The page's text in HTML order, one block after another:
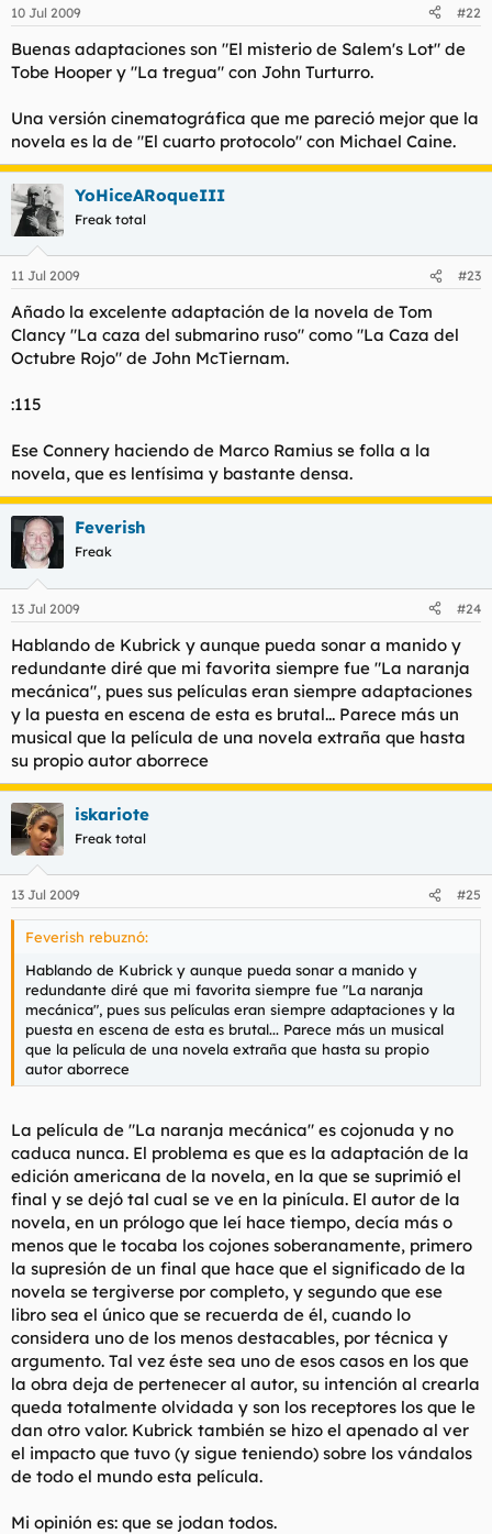
10 Jul 2009 #22
Buenas adaptaciones son "El misterio de Salem's Lot" de
Tobe Hooper y "La tregua" con John Turturro.
Una versión cinematográfica que me pareció mejor que la
novela es la de "El cuarto protocolo" con Michael Caine.
YoHiceARoqueIII
Freak total
11 Jul 2009 #23
Añado la excelente adaptación de la novela de Tom
Clancy "La caza del submarino ruso" como "La Caza del
Octubre Rojo" de John McTiernam.
:115
Ese Connery haciendo de Marco Ramius se folla a la
novela, que es lentísima y bastante densa.
Feverish
Freak
13 Jul 2009 #24
Hablando de Kubrick y aunque pueda sonar a manido y
redundante diré que mi favorita siempre fue "La naranja
mecánica", pues sus películas eran siempre adaptaciones
y la puesta en escena de esta es brutal... Parece más un
musical que la película de una novela extraña que hasta
su propio autor aborrece
iskariote
Freak total
13 Jul 2009 #25
Feverish rebuznó:
Hablando de Kubrick y aunque pueda sonar a manido y
redundante diré que mi favorita siempre fue "La naranja
mecánica", pues sus películas eran siempre adaptaciones y la
puesta en escena de esta es brutal... Parece más un musical
que la película de una novela extraña que hasta su propio
autor aborrece
La película de "La naranja mecánica" es cojonuda y no
caduca nunca. El problema es que es la adaptación de la
edición americana de la novela, en la que se suprimió el
final y se dejó tal cual se ve en la pinícula. El autor de la
novela, en un prólogo que leí hace tiempo, decía más o
menos que le tocaba los cojones soberanamente, primero
la supresión de un final que hace que el significado de la
novela se tergiverse por completo, y segundo que ese
libro sea el único que se recuerda de él, cuando lo
considera uno de los menos destacables, por técnica y
argumento. Tal vez éste sea uno de esos casos en los que
la obra deja de pertenecer al autor, su intención al crearla
queda totalmente olvidada y son los receptores los que le
dan otro valor. Kubrick también se hizo el apenado al ver
el impacto que tuvo (y sigue teniendo) sobre los vándalos
de todo el mundo esta película.
Mi opinión es: que se jodan todos.